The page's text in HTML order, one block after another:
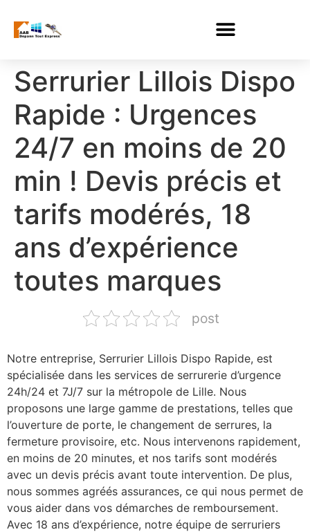
Serrurier Lillois Dispo
Rapide : Urgences
24/7 en moins de 20
min ! Devis précis et
tarifs modérés, 18
ans d’expérience
toutes marques
post
Notre entreprise, Serrurier Lillois Dispo Rapide, est
spécialisée dans les services de serrurerie d’urgence
24h/24 et 7J/7 sur la métropole de Lille. Nous
proposons une large gamme de prestations, telles que
l’ouverture de porte, le changement de serrures, la
fermeture provisoire, etc. Nous intervenons rapidement,
en moins de 20 minutes, et nos tarifs sont modérés
avec un devis précis avant toute intervention. De plus,
nous sommes agréés assurances, ce qui nous permet de
vous aider dans vos démarches de remboursement.
Avec 18 ans d’expérience, notre équipe de serruriers